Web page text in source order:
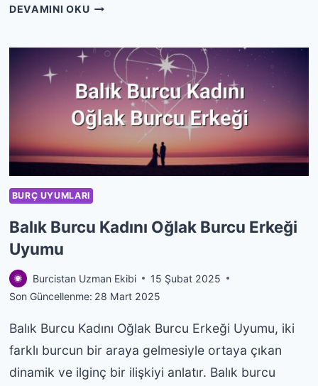
DEVAMINI OKUBALIK
KOVA
BURCU
ERKEĞI
UYUMU
BURÇ UYUMLARI
Balık Burcu Kadını Oğlak Burcu Erkeği
Uyumu
Burcistan Uzman Ekibi
15 Şubat 2025
Son Güncellenme: 28 Mart 2025
Balık Burcu Kadını Oğlak Burcu Erkeği Uyumu, iki
farklı burcun bir araya gelmesiyle ortaya çıkan
dinamik ve ilginç bir ilişkiyi anlatır. Balık burcu